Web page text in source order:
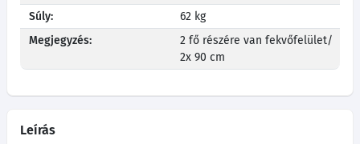
Súly:
62 kg
Megjegyzés:
2 fő részére van fekvőfelület/
2x 90 cm
Leírás